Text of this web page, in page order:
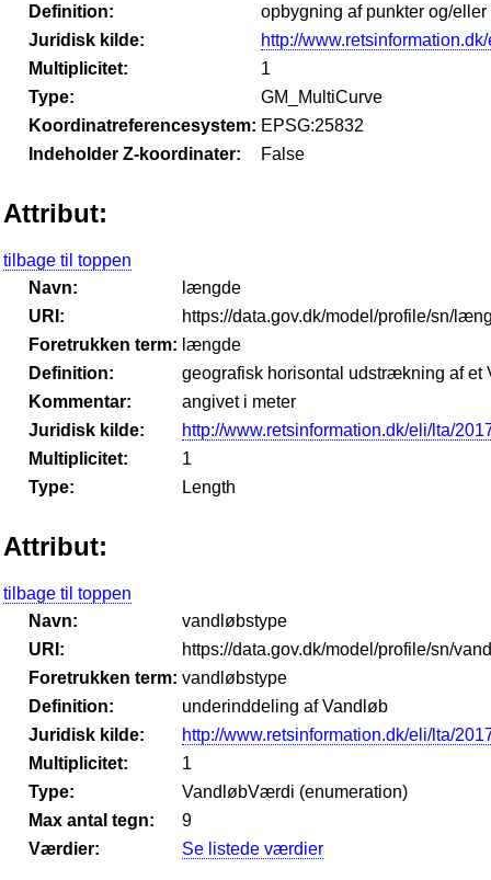
Definition:
opbygning af punkter og/
Juridisk kilde:
http://
Multiplicitet:
1
Type:
GM_MultiCurve
Koordinatreferencesystem: EPSG:25832
Indeholder Z-koordinater:
False
Attribut:
tilbage til toppen
Navn:
længde
URI:
https://data.gov.dk/model/profile/sn/
Foretrukken term: længde
Definition:
geografisk horisontal udstrækning af et
Kommentar:
angivet i meter
Juridisk kilde:
http://www.retsinformation.dk/eli/lta/
Multiplicitet:
1
Type:
Length
Attribut:
tilbage til toppen
Navn:
vandløbstype
URI:
https://data.gov.dk/model/profile/sn/
Foretrukken term: vandløbstype
Definition:
underinddeling af Vandløb
Juridisk kilde:
http://www.retsinformation.dk/eli/lta/
Multiplicitet:
1
Type:
VandløbVærdi (enumeration)
Max antal tegn:
9
Værdier:
Se listede værdier